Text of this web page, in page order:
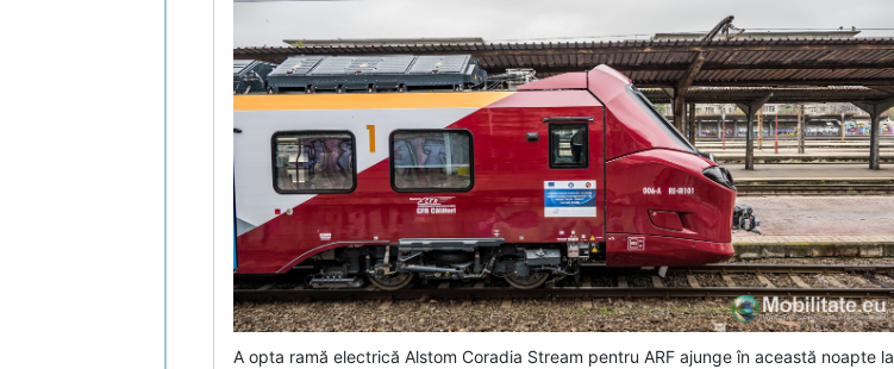
A opta ramă electrică Alstom Coradia Stream pentru ARF ajunge în această noapte la